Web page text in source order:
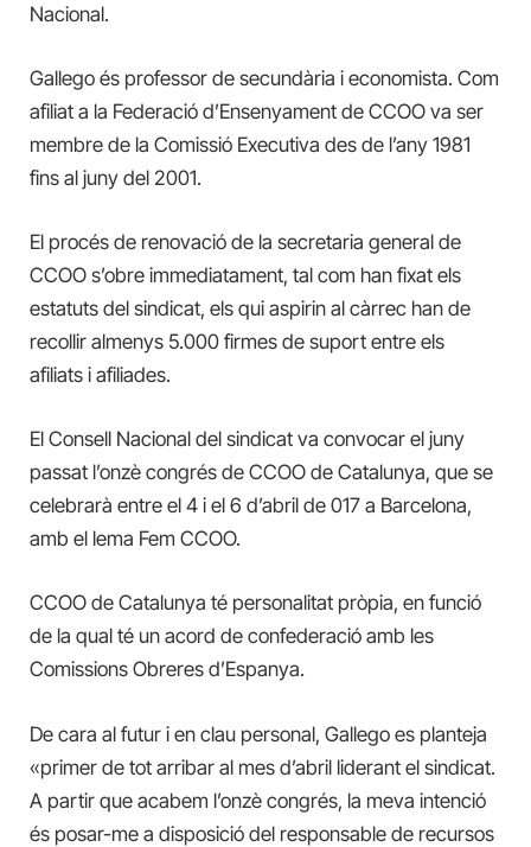
Nacional.
Gallego és professor de secundària i economista. Com
afiliat a la Federació d’Ensenyament de CCOO va ser
membre de la Comissió Executiva des de l’any 1981
fins al juny del 2001.
El procés de renovació de la secretaria general de
CCOO s’obre immediatament, tal com han fixat els
estatuts del sindicat, els qui aspirin al càrrec han de
recollir almenys 5.000 firmes de suport entre els
afiliats i afiliades.
El Consell Nacional del sindicat va convocar el juny
passat l’onzè congrés de CCOO de Catalunya, que se
celebrarà entre el 4 i el 6 d’abril de 017 a Barcelona,
amb el lema Fem CCOO.
CCOO de Catalunya té personalitat pròpia, en funció
de la qual té un acord de confederació amb les
Comissions Obreres d’Espanya.
De cara al futur i en clau personal, Gallego es planteja
«primer de tot arribar al mes d’abril liderant el sindicat.
A partir que acabem l’onzè congrés, la meva intenció
és posar-me a disposició del responsable de recursos